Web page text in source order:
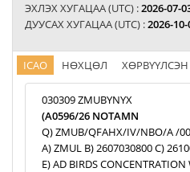
ЭХЛЭХ ХУГАЦАА (UTC) :2026-07-
ДУУСАХ ХУГАЦАА (UTC) :2026-
ICAO НӨХЦӨЛ ХӨРВҮҮЛСЭН
030309 ZMUBYNYX
(A0596/26 NOTAMN
Q) ZMUB/QFAHX/IV/NBO/A /
A) ZMUL B) 2607030800 C)
E) AD BIRDS